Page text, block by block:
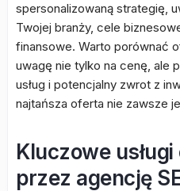
spersonalizowaną strategię,
Twojej branży, cele
finansowe. Warto porównać
uwagę nie tylko na cenę, ale
usług i potencjalny zwrot z
najtańsza oferta nie zawsze
Kluczowe
przez agencję